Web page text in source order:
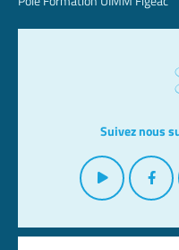
Suivez nous